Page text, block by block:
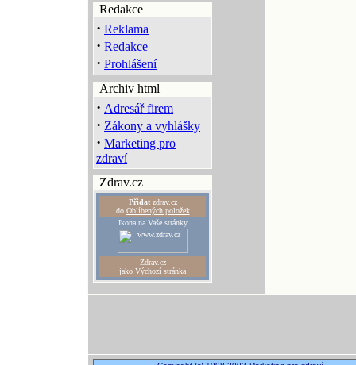
Redakce
· Reklama
· Redakce
· Prohlášení
Archiv html
· Adresář firem
· Zákony a vyhlášky
· Marketing pro
zdraví
Zdrav.cz
Přidatzdrav.cz
do Oblíbených položek
Ikona na Vaše stránky
Zdrav.cz
jako Výchozí stránka